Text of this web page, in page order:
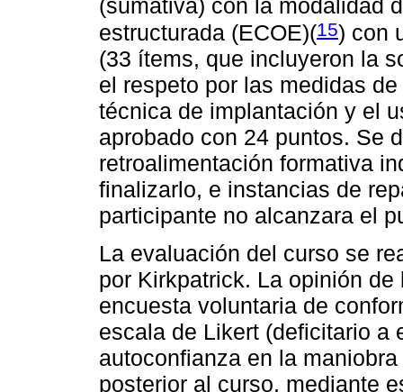
(sumativa) con la modalidad
estructurada (ECOE)(15) con
(33 ítems, que incluyeron la
el respeto por las medidas
técnica de implantación y el
aprobado con 24 puntos. Se
retroalimentación formativa
finalizarlo, e instancias de
participante no alcanzara el
La evaluación del curso se
por Kirkpatrick. La opinión
encuesta voluntaria de
escala de Likert (deficitario a
autoconfianza en la
posterior al curso, mediante